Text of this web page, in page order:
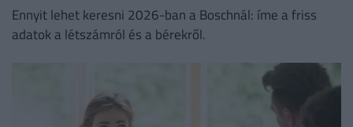
Ennyit lehet keresni 2026-ban a Boschnál: íme a friss
adatok a létszámról és a bérekről.